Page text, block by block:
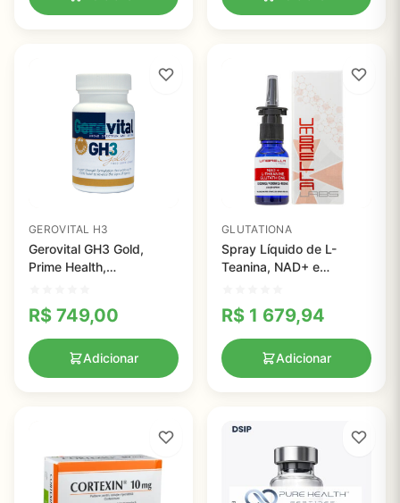
GEROVITAL H3
Gerovital GH3 Gold,
Prime Health,
R$ 749,00
Adicionar
GLUTATIONA
Spray Líquido de L-
Teanina, NAD+ e
R$ 1 679,94
Adicionar